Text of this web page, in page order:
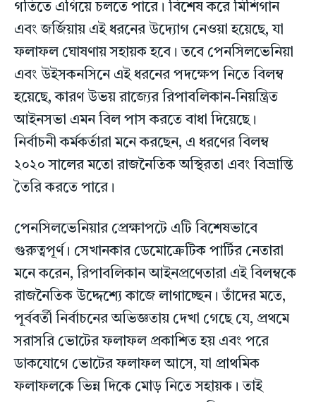
গতিতে এগিয়ে চলতে পারে। বিশেষ করে মিশিগান
এবং জর্জিয়ায় এই ধরনের উদ্যোগ নেওয়া হয়েছে, যা
ফলাফল ঘোষণায় সহায়ক হবে। তবে পেনসিলভেনিয়া
এবং উইসকনসিনে এই ধরনের পদক্ষেপ নিতে বিলম্ব
হয়েছে, কারণ উভয় রাজ্যের রিপাবলিকান-নিয়ন্ত্রিত
আইনসভা এমন বিল পাস করতে বাধা দিয়েছে।
নির্বাচনী কর্মকর্তারা মনে করছেন, এ ধরণের বিলম্ব
২০২০ সালের মতো রাজনৈতিক অস্থিরতা এবং বিভ্রান্তি
তৈরি করতে পারে।
পেনসিলভেনিয়ার প্রেক্ষাপটে এটি বিশেষভাবে
গুরুত্বপূর্ণ। সেখানকার ডেমোক্রেটিক পার্টির নেতারা
মনে করেন, রিপাবলিকান আইনপ্রণেতারা এই বিলম্বকে
রাজনৈতিক উদ্দেশ্যে কাজে লাগাচ্ছেন। তাঁদের মতে,
পূর্ববর্তী নির্বাচনের অভিজ্ঞতায় দেখা গেছে যে, প্রথমে
সরাসরি ভোটের ফলাফল প্রকাশিত হয় এবং পরে
ডাকযোগে ভোটের ফলাফল আসে, যা প্রাথমিক
ফলাফলকে ভিন্ন দিকে মোড় নিতে সহায়ক। তাই